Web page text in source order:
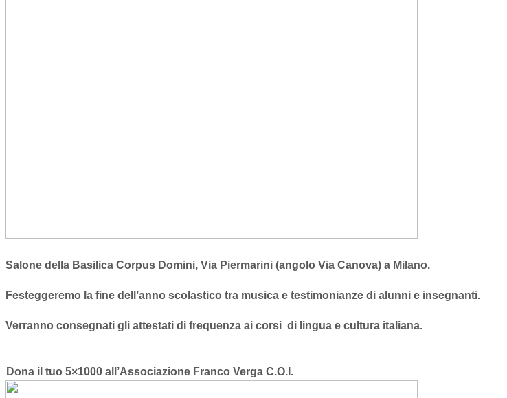
Salone della Basilica Corpus Domini, Via Piermarini (angolo Via Canova) a Milano.
Festeggeremo la fine dell’anno scolastico tra musica e testimonianze di alunni e insegnanti.
Verranno consegnati gli attestati di frequenza ai corsi di lingua e cultura italiana.
Dona il tuo 5×1000 all’Associazione Franco Verga C.O.I.